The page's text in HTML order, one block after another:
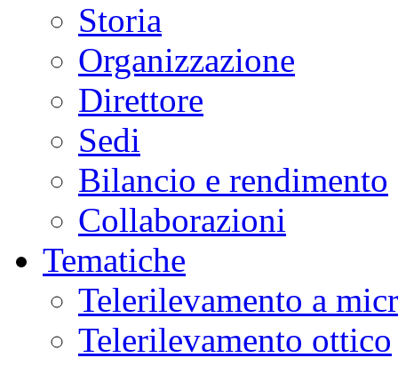
Storia
Organizzazione
Direttore
Sedi
Bilancio e rendimento
Collaborazioni
Tematiche
Telerilevamento a
Telerilevamento ottico